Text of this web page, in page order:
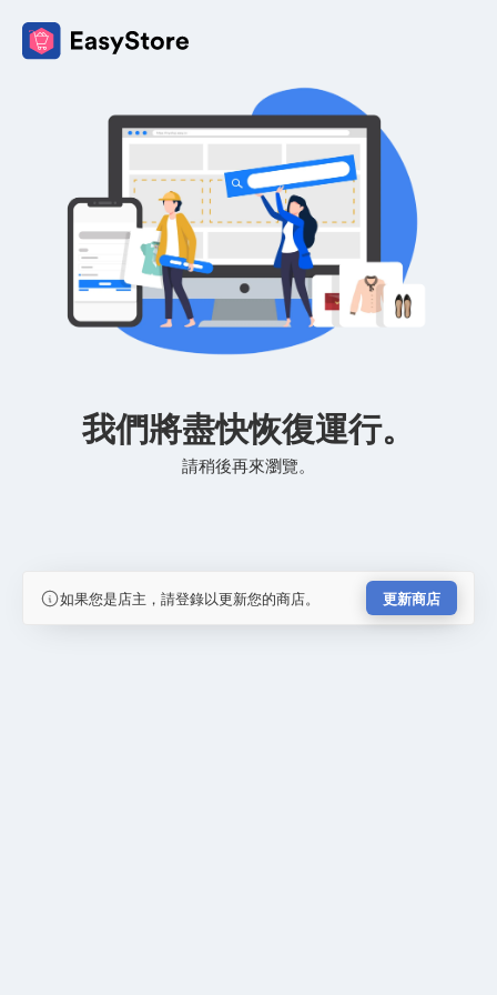
我們將盡快恢復運行。
請稍後再來瀏覽。
如果您是店主，請登錄以更新您的商店。 更新商店